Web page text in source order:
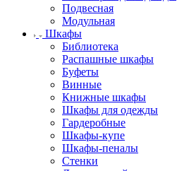
Подвесная
Модульная
Шкафы
Библиотека
Распашные шкафы
Буфеты
Винные
Книжные шкафы
Шкафы для одежды
Гардеробные
Шкафы-купе
Шкафы-пеналы
Стенки